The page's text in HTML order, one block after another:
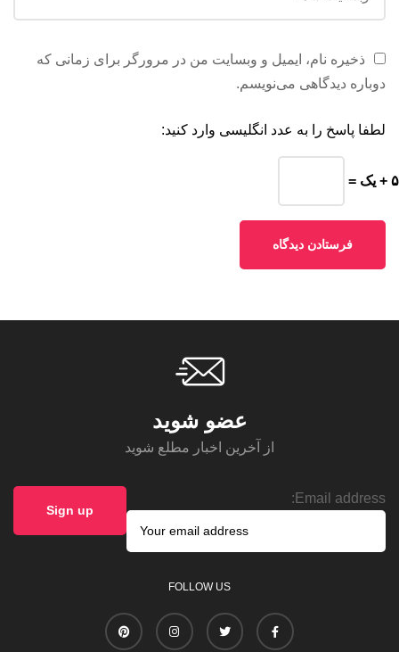
ذخیره نام، ایمیل و وبسایت من در مرورگر برای زمانی که
دوباره دیدگاهی می‌نویسم.
لطفا پاسخ را به عدد انگلیسی وارد کنید:
۵ + یک =
عضو شوید
از آخرین اخبار مطلع شوید
Email address:
FOLLOW US